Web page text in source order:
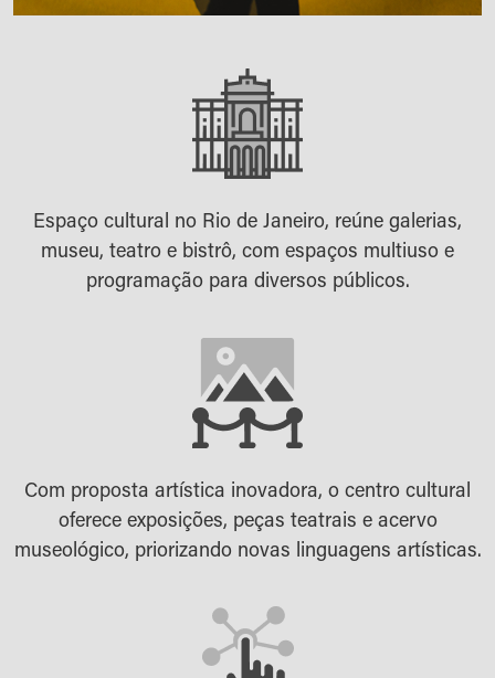
Espaço cultural no Rio de Janeiro, reúne galerias,
museu, teatro e bistrô, com espaços multiuso e
programação para diversos públicos.
Com proposta artística inovadora, o centro cultural
oferece exposições, peças teatrais e acervo
museológico, priorizando novas linguagens artísticas.